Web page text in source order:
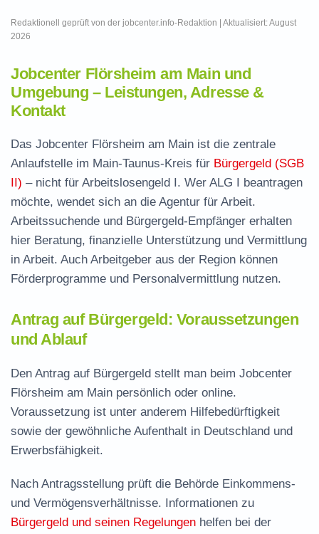
Redaktionell geprüft von der jobcenter.info-Redaktion | Aktualisiert: August
2026
Jobcenter Flörsheim am Main und
Umgebung – Leistungen, Adresse &
Kontakt
Das Jobcenter Flörsheim am Main ist die zentrale
Anlaufstelle im Main-Taunus-Kreis für Bürgergeld (SGB
II) – nicht für Arbeitslosengeld I. Wer ALG I beantragen
möchte, wendet sich an die Agentur für Arbeit.
Arbeitssuchende und Bürgergeld-Empfänger erhalten
hier Beratung, finanzielle Unterstützung und Vermittlung
in Arbeit. Auch Arbeitgeber aus der Region können
Förderprogramme und Personalvermittlung nutzen.
Antrag auf Bürgergeld: Voraussetzungen
und Ablauf
Den Antrag auf Bürgergeld stellt man beim Jobcenter
Flörsheim am Main persönlich oder online.
Voraussetzung ist unter anderem Hilfebedürftigkeit
sowie der gewöhnliche Aufenthalt in Deutschland und
Erwerbsfähigkeit.
Nach Antragsstellung prüft die Behörde Einkommens-
und Vermögensverhältnisse. Informationen zu
Bürgergeld und seinen Regelungen helfen bei der